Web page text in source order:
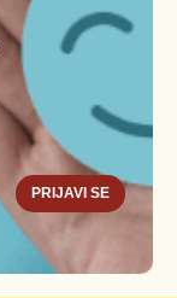
PRIJAVI SE